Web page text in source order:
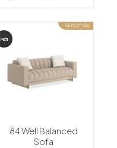
MỚI
HÀNG CÓ SẴN
84 Well Balanced
Sofa